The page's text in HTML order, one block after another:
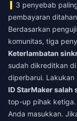
3 penyebab
pembayaran
Berdasarkan
komunitas, tiga
Keterlambatan
sudah dikreditkan
diperbarui. Lakukan
ID StarMaker salah
top-up pihak ketiga.
Anda masukkan.